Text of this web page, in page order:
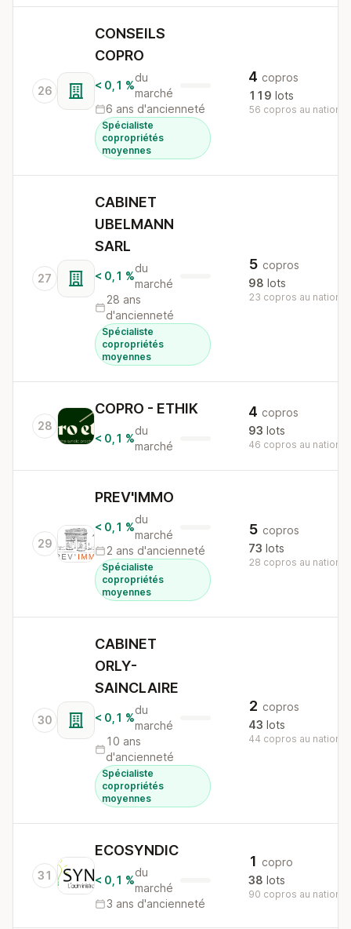
26
CONSEILS
COPRO
< 0,1 %
du
marché
6 ans d'ancienneté
Spécialiste
copropriétés
moyennes
4 copros
119 lots
56 copros au national
27
CABINET
UBELMANN
SARL
< 0,1 %
du
marché
28 ans
d'ancienneté
Spécialiste
copropriétés
moyennes
5 copros
98 lots
23 copros au national
28
COPRO - ETHIK
< 0,1 %
du
marché
4 copros
93 lots
46 copros au national
29
PREV'IMMO
< 0,1 %
du
marché
2 ans d'ancienneté
Spécialiste
copropriétés
moyennes
5 copros
73 lots
28 copros au national
30
CABINET
ORLY-
SAINCLAIRE
< 0,1 %
du
marché
10 ans
d'ancienneté
Spécialiste
copropriétés
moyennes
2 copros
43 lots
44 copros au national
31
ECOSYNDIC
< 0,1 %
du
marché
3 ans d'ancienneté
1 copro
38 lots
90 copros au national